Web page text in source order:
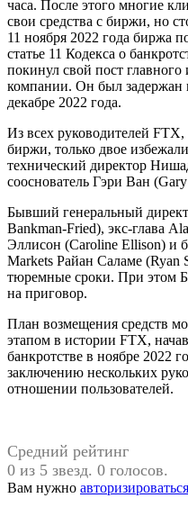
часа. После этого многие
свои средства с биржи, но
11 ноября 2022 года биржа
статье 11 Кодекса о
покинул свой пост главного
компании. Он был задержан
декабре 2022 года.
Из всех руководителей
биржи, только двое
технический директор
сооснователь Гэри Ван
Бывший генеральный
Bankman-Fried), экс-глава
Эллисон (Caroline Ellison) и
Markets Райан Саламе (Ryan
тюремные сроки. При этом
на приговор.
План возмещения средств
этапом в истории FTX,
банкротстве в ноябре 2022
заключению нескольких
отношении пользователей.
Средний рейтинг
0 из 5 звезд. 0 голосов.
Вам нужно авторизироваться